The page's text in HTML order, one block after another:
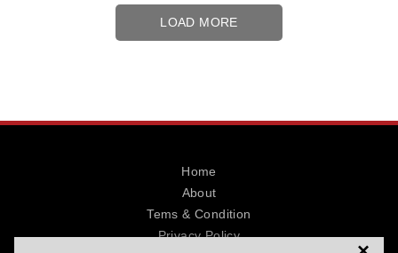
LOAD MORE
Home
About
Tems & Condition
Privacy Policy